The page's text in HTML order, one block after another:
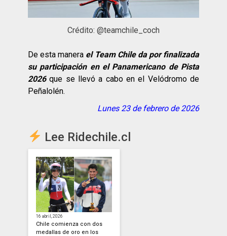
Crédito: @teamchile_coch
De esta manera el Team Chile da por finalizada
su participación en el Panamericano de Pista
2026que se llevó a cabo en el Velódromo de
Peñalolén.
Lunes 23 de febrero de 2026
Lee Ridechile.cl
16 abril, 2026
Chile comienza con dos
medallas de oro en los